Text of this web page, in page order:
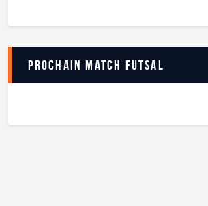
Prochain match futsal